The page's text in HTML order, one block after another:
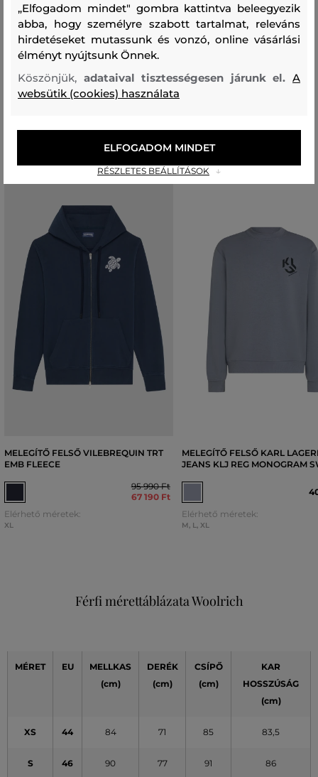
Összetétel
felső anyag
PAMUT
100 %
Ajánlott termékek
MELEGÍTŐ FELSŐ VILEBREQUIN TRT
EMB FLEECE
95 990 Ft
67 190 Ft
Elérhető méretek:
XL
MELEGÍTŐ FELSŐ KARL
JEANS KLJ REG MONOGRAM
Elérhető méretek:
M, L, XL
Férfi mérettáblázata Woolrich
MÉRET EU
MELLKAS
(cm)
DERÉK
(cm)
CSÍPŐ
(cm)
KAR
HOSSZÚSÁG
(cm)
XS 44 84 71 85 83,5
S 46 90 77 91 86
„Elfogadom mindet" gombra kattintva beleegyezik
abba, hogy személyre szabott tartalmat, releváns
hirdetéseket mutassunk és vonzó, online vásárlási
élményt nyújtsunk Önnek.
Köszönjük, adataival tisztességesen járunk el.A
websütik (cookies) használata
RÉSZLETES BEÁLLÍTÁSOK
ELFOGADOM MINDET